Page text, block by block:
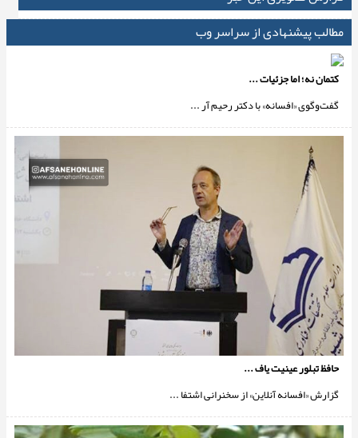
مطالب پیشنهادی از سراسر وب
کتمان نه؛ اما جزئیات ...
گفت‌وگوی «افسانه» با دکتر رحیم آر ...
حافظ تبلور عینیت یاف ...
گزارش «افسانه آنلاین» از سخنرانی اشتفا ...